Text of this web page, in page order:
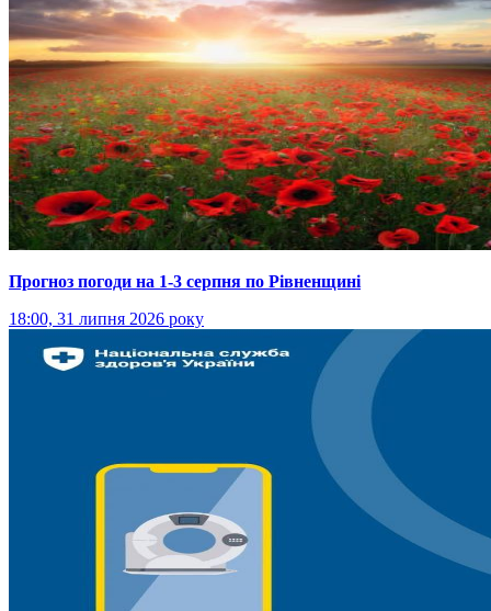
Прогноз погоди на 1-3 серпня по Рівненщині
18:00, 31 липня 2026 року